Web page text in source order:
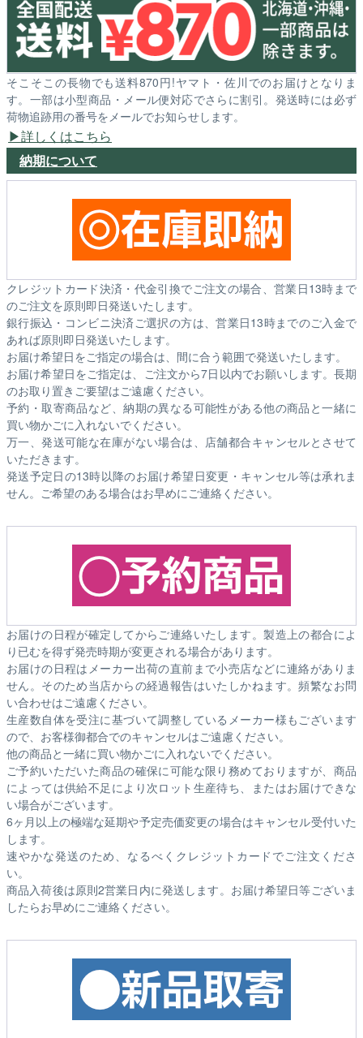
そこそこの長物でも送料870円!ヤマト・佐川でのお届けとなりま
す。一部は小型商品・メール便対応でさらに割引。発送時には必ず
荷物追跡用の番号をメールでお知らせします。
詳しくはこちら
納期について
クレジットカード決済・代金引換でご注文の場合、営業日13時まで
のご注文を原則即日発送いたします。
銀行振込・コンビニ決済ご選択の方は、営業日13時までのご入金で
あれば原則即日発送いたします。
お届け希望日をご指定の場合は、間に合う範囲で発送いたします。
お届け希望日をご指定は、ご注文から7日以内でお願いします。長期
のお取り置きご要望はご遠慮ください。
予約・取寄商品など、納期の異なる可能性がある他の商品と一緒に
買い物かごに入れないでください。
万一、発送可能な在庫がない場合は、店舗都合キャンセルとさせて
いただきます。
発送予定日の13時以降のお届け希望日変更・キャンセル等は承れま
せん。ご希望のある場合はお早めにご連絡ください。
お届けの日程が確定してからご連絡いたします。製造上の都合によ
り已むを得ず発売時期が変更される場合があります。
お届けの日程はメーカー出荷の直前まで小売店などに連絡がありま
せん。そのため当店からの経過報告はいたしかねます。頻繁なお問
い合わせはご遠慮ください。
生産数自体を受注に基づいて調整しているメーカー様もございます
ので、お客様御都合でのキャンセルはご遠慮ください。
他の商品と一緒に買い物かごに入れないでください。
ご予約いただいた商品の確保に可能な限り務めておりますが、商品
によっては供給不足により次ロット生産待ち、またはお届けできな
い場合がございます。
6ヶ月以上の極端な延期や予定売価変更の場合はキャンセル受付いた
します。
速やかな発送のため、なるべくクレジットカードでご注文くださ
い。
商品入荷後は原則2営業日内に発送します。お届け希望日等ございま
したらお早めにご連絡ください。